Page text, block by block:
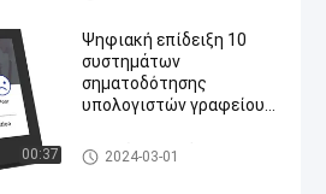
00:37
Ψηφιακή επίδειξη 10
συστημάτων
σηματοδότησης
υπολογιστών γραφείου
ταμπλέτα μορφής Λ
αφής σημείου χωρητική
Σημειώσεις οθόνης αφής
2024-03-01